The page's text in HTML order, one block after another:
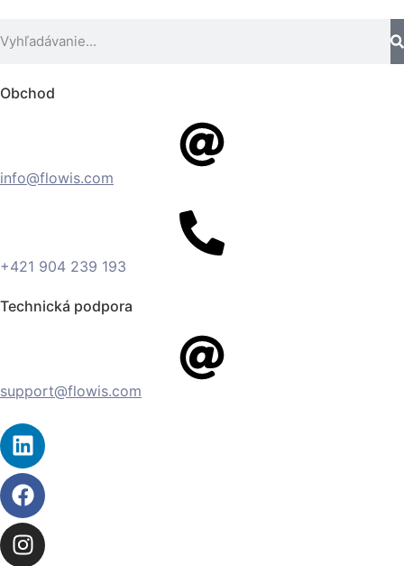
Obchod
info@flowis.com
+421 904 239 193
Technická podpora
support@flowis.com